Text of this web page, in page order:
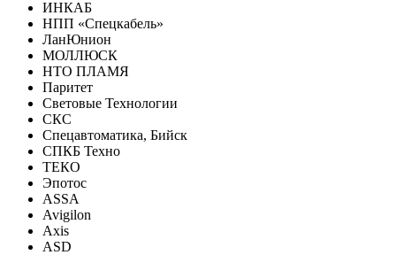
ИНКАБ
НПП «Спецкабель»
ЛанЮнион
МОЛЛЮСК
НТО ПЛАМЯ
Паритет
Световые Технологии
СКС
Спецавтоматика, Бийск
СПКБ Техно
ТЕКО
Эпотос
ASSA
Avigilon
Axis
ASD